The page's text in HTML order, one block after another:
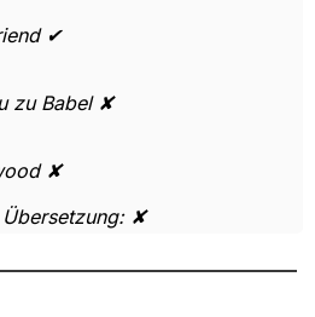
✔
zu Babel ✘
✘
Übersetzung: ✘